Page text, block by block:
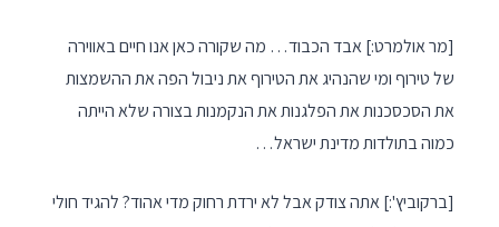
[מר אולמרט:] אבד הכבוד… מה שקורה כאן אנו חיים באווירה
של טירוף ומי שהנהיג את הטירוף את ניבול הפה את ההשמצות
את הסכסכנות את הפלגנות את הנקמנות בצורה שלא הייתה
כמוה בתולדות מדינת ישראל…
[ברקוביץ':] אתה צודק אבל לא ירדת רחוק מדי אהוד? להגיד חולי